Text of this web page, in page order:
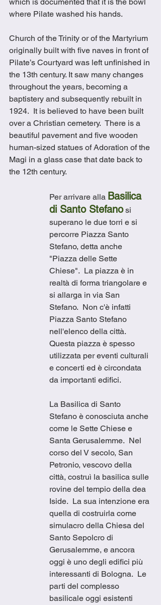
which is documented that it is the bowl
where Pilate washed his hands.
Church of the Trinity or of the Martyrium
originally built with five naves in front of
Pilate’s Courtyard was left unfinished in
the 13th century. It saw many changes
throughout the years, becoming a
baptistery and subsequently rebuilt in
1924.  It is believed to have been built
over a Christian cemetery.  There is a
beautiful pavement and five wooden
human-sized statues of Adoration of the
Magi in a glass case that date back to
the 12th century.
Per arrivare alla Basilica
di Santo Stefano si
superano le due torri e si
percorre Piazza Santo
Stefano, detta anche
"Piazza delle Sette
Chiese".  La piazza è in
realtà di forma triangolare e
si allarga in via San
Stefano.  Non c'è infatti
Piazza Santo Stefano
nell'elenco della città.
Questa piazza è spesso
utilizzata per eventi culturali
e concerti ed è circondata
da importanti edifici.
La Basilica di Santo
Stefano è conosciuta anche
come le Sette Chiese e
Santa Gerusalemme.  Nel
corso del V secolo, San
Petronio, vescovo della
città, costruì la basilica sulle
rovine del tempio della dea
Iside.  La sua intenzione era
quella di costruirla come
simulacro della Chiesa del
Santo Sepolcro di
Gerusalemme, e ancora
oggi è uno degli edifici più
interessanti di Bologna.  Le
parti del complesso
basilicale oggi esistenti